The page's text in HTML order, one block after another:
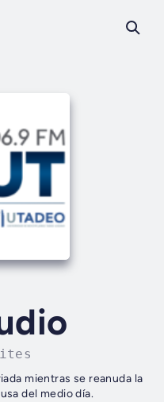
mientras se reanuda la
del medio día.